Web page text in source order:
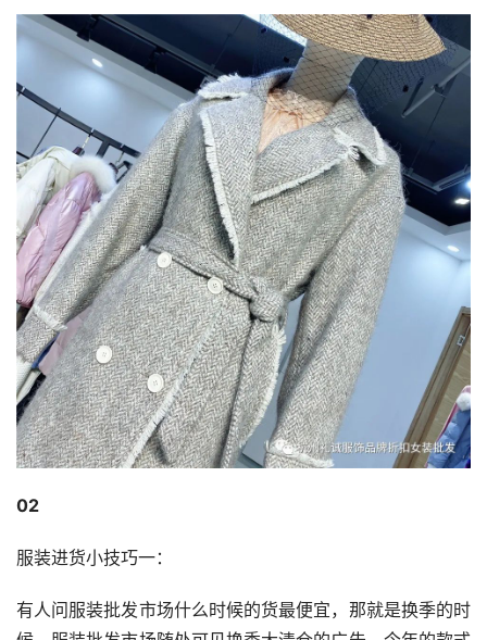
02
服装进货小技巧一：
有人问服装批发市场什么时候的货最便宜，那就是换季的时